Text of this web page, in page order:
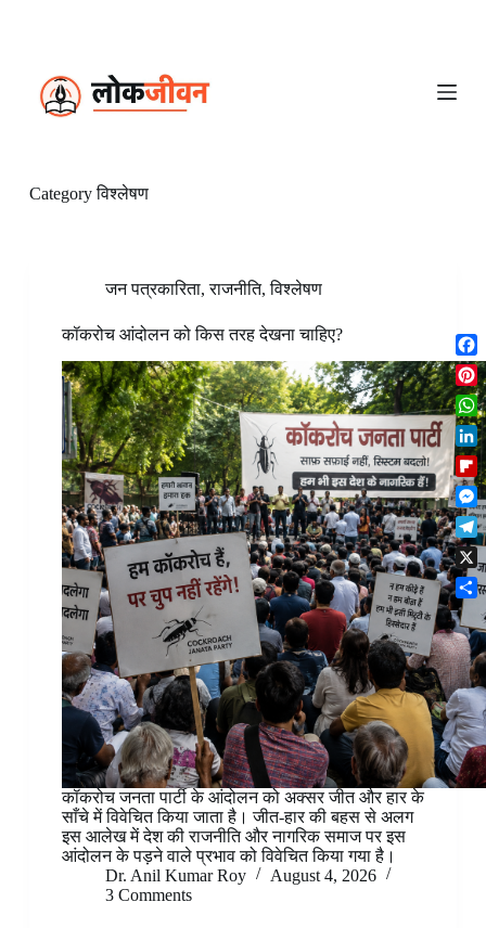
Categoryविश्लेषण
जन पत्रकारिता,राजनीति,विश्लेषण
कॉकरोच आंदोलन को किस तरह देखना चाहिए?
कॉकरोच जनता पार्टी के आंदोलन को अक्सर जीत और हार के
साँचे में विवेचित किया जाता है। जीत-हार की बहस से अलग
इस आलेख में देश की राजनीति और नागरिक समाज पर इस
आंदोलन के पड़ने वाले प्रभाव को विवेचित किया गया है।
Dr. Anil Kumar Roy
August 4, 2026
3 Comments
F
a
c
e
b
o
o
k
P
i
n
t
e
r
e
s
t
W
h
a
t
s
A
p
p
L
i
n
k
e
d
I
n
F
l
i
p
b
o
a
r
d
M
e
s
s
e
n
g
e
r
T
e
l
e
g
r
a
m
X
S
h
a
r
e